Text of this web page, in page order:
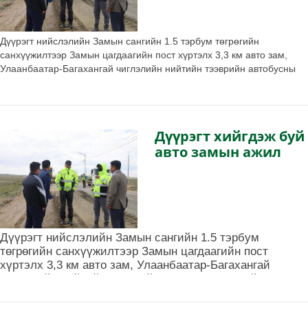
Дүүрэгт нийслэлийн Замын сангийн 1.5 тэрбум төгрөгийн
санхүүжилтээр Замын цагдаагийн пост хүртэлх 3,3 км авто зам,
Улаанбаатар-Багахангай чиглэлийн нийтийн тээврийн автобусны
Дүүрэгт хийгдэж буй
авто замын ажил
Дүүрэгт нийслэлийн Замын сангийн 1.5 тэрбум
төгрөгийн санхүүжилтээр Замын цагдаагийн пост
хүртэлх 3,3 км авто зам, Улаанбаатар-Багахангай